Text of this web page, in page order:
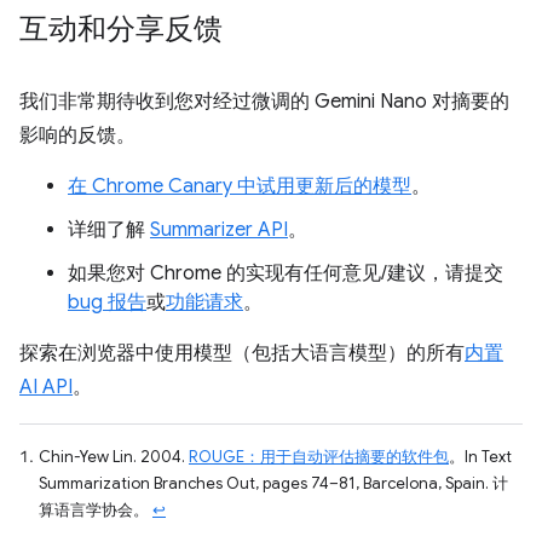
互动和分享反馈
我们非常期待收到您对经过微调的 Gemini Nano 对摘要的
影响的反馈。
在 Chrome Canary 中试用更新后的模型。
详细了解 Summarizer API。
如果您对 Chrome 的实现有任何意见/建议，请提交
bug 报告或功能请求。
探索在浏览器中使用模型（包括大语言模型）的所有内置
AI API。
Chin-Yew Lin. 2004. ROUGE：用于自动评估摘要的软件包。In Text
Summarization Branches Out, pages 74–81, Barcelona, Spain. 计
算语言学协会。 ↩